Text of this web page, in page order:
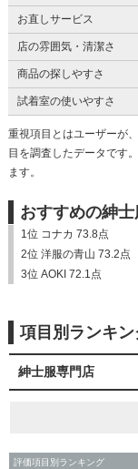
お直しサービス
店の雰囲気・清潔さ
商品の探しやすさ
試着室の使いやすさ
重視項目とはユーザーが
目を調査したデータです
ます。
おすすめの紳
1位 コナカ 73.8点
2位 洋服の青山 73.2点
3位 AOKI 72.1点
項目別ランキ
紳士服専門店
評価項目別ランキング